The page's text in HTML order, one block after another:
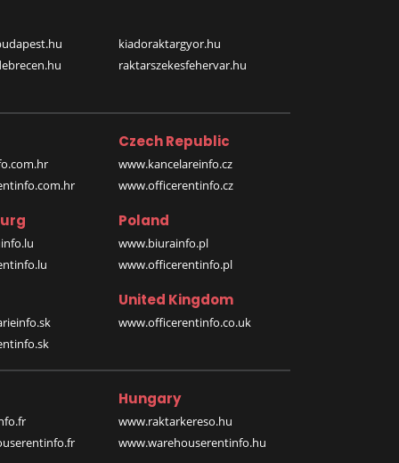
kiadoraktargyor.hu
raktarszekesfehervar.hu
Czech Republic
www.kancelareinfo.cz
www.officerentinfo.cz
Poland
www.biurainfo.pl
www.officerentinfo.pl
United Kingdom
www.officerentinfo.co.uk
Hungary
www.raktarkereso.hu
www.warehouserentinfo.hu